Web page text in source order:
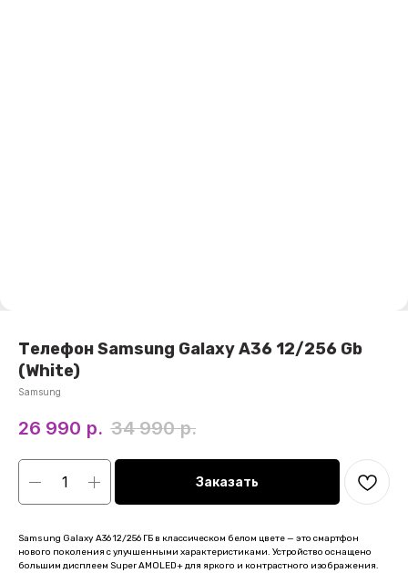
Телефон Samsung Galaxy A36 12/256 Gb
(White)
Samsung
26 990 р. 34 990 р.
Заказать
Samsung Galaxy A36 12/256 ГБ в классическом белом цвете — это смартфон
нового поколения с улучшенными характеристиками. Устройство оснащено
большим дисплеем Super AMOLED+ для яркого и контрастного изображения.